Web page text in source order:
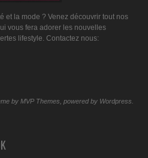
et la mode ? Venez découvrir tout nos
vous fera adorer les nouvelles
lifestyle. Contactez nous:
by MVP Themes, powered by Wordpress.